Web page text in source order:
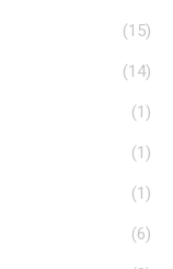
(15)
(14)
(1)
(1)
(1)
(6)